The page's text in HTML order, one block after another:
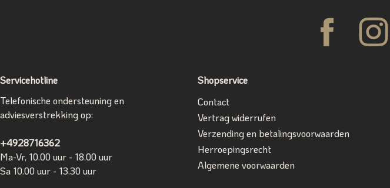
Servicehotline
Telefonische ondersteuning en
adviesverstrekking op:
+4928716362
Ma-Vr, 10.00 uur - 18.00 uur
Sa 10.00 uur - 13.30 uur
Shopservice
Contact
Vertrag widerrufen
Verzending en betalingsvoorwaarden
Herroepingsrecht
Algemene voorwaarden